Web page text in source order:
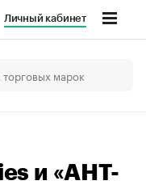
Личный кабинет
и «АНТ-